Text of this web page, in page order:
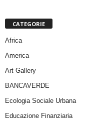
CATEGORIE
Africa
America
Art Gallery
BANCAVERDE
Ecologia Sociale Urbana
Educazione Finanziaria